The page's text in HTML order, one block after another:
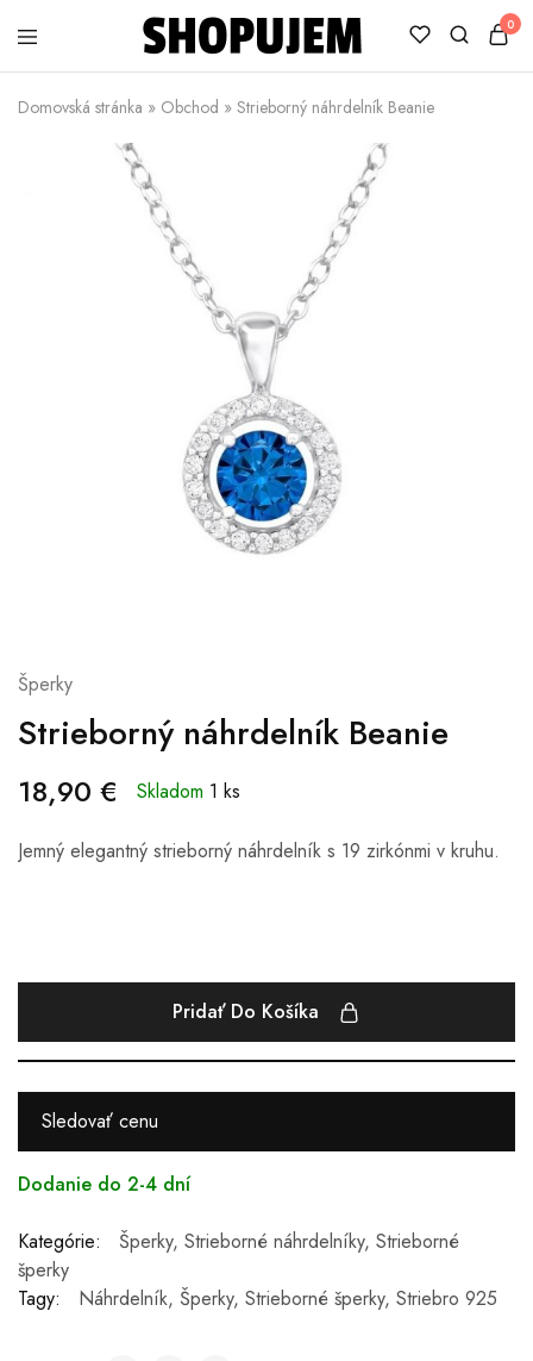
Shopujem
Veselé
s
0
Domovská stránka » Obchod » Strieborný náhrdelník Beanie
Šperky
Strieborný náhrdelník Beanie
18,90 € Skladom 1 ks
Jemný elegantný strieborný náhrdelník s 19 zirkónmi v kruhu.
Pridať Do Košíka
Sledovať cenu
Dodanie do 2-4 dní
Kategórie: Šperky, Strieborné náhrdelníky, Strieborné
šperky
Tagy:
Náhrdelník, Šperky, Strieborné šperky, Striebro 925